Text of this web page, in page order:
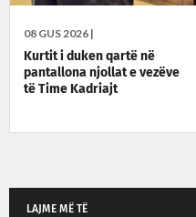
08 GUS 2026 |
Kurtit i duken qartë në
pantallona njollat e vezëve
të Time Kadriajt
LAJME MË TË